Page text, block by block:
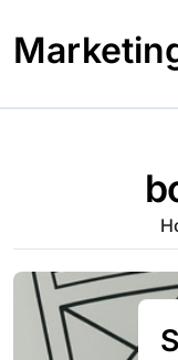
content